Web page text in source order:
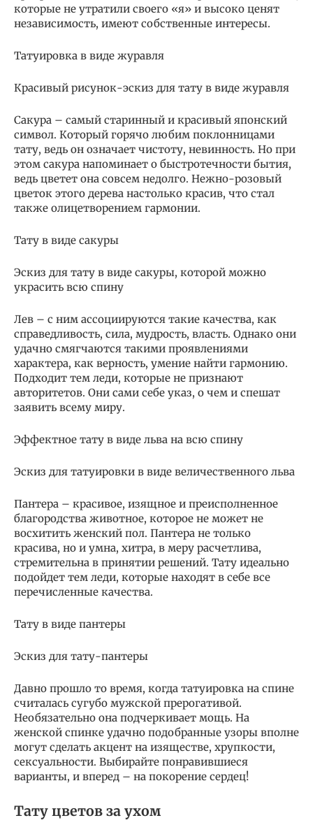
которые не утратили своего «я» и высоко ценят
независимость, имеют собственные интересы.
Татуировка в виде журавля
Красивый рисунок-эскиз для тату в виде журавля
Сакура – самый старинный и красивый японский
символ. Который горячо любим поклонницами
тату, ведь он означает чистоту, невинность. Но при
этом сакура напоминает о быстротечности бытия,
ведь цветет она совсем недолго. Нежно-розовый
цветок этого дерева настолько красив, что стал
также олицетворением гармонии.
Тату в виде сакуры
Эскиз для тату в виде сакуры, которой можно
украсить всю спину
Лев – с ним ассоциируются такие качества, как
справедливость, сила, мудрость, власть. Однако они
удачно смягчаются такими проявлениями
характера, как верность, умение найти гармонию.
Подходит тем леди, которые не признают
авторитетов. Они сами себе указ, о чем и спешат
заявить всему миру.
Эффектное тату в виде льва на всю спину
Эскиз для татуировки в виде величественного льва
Пантера – красивое, изящное и преисполненное
благородства животное, которое не может не
восхитить женский пол. Пантера не только
красива, но и умна, хитра, в меру расчетлива,
стремительна в принятии решений. Тату идеально
подойдет тем леди, которые находят в себе все
перечисленные качества.
Тату в виде пантеры
Эскиз для тату-пантеры
Давно прошло то время, когда татуировка на спине
считалась сугубо мужской прерогативой.
Необязательно она подчеркивает мощь. На
женской спинке удачно подобранные узоры вполне
могут сделать акцент на изяществе, хрупкости,
сексуальности. Выбирайте понравившиеся
варианты, и вперед – на покорение сердец!
Тату цветов за ухом